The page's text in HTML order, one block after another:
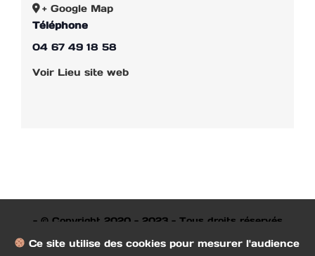
+ Google Map
Téléphone
04 67 49 18 58
Voir Lieu site web
- © Copyright 2020 - 2023 - Tous droits réservés
société des beaux arts de Béziers Remerciements à
Ce site utilise des cookies pour mesurer l'audience